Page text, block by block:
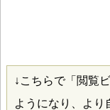
↓こちらで「閲覧
ようになり、より